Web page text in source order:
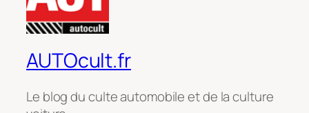
AUTOcult.fr
Le blog du culte automobile et de la culture